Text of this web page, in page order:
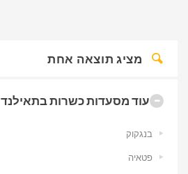
מציג תוצאה אחת
עוד מסעדות כשרות בתאילנד
בנגקוק
פטאיה